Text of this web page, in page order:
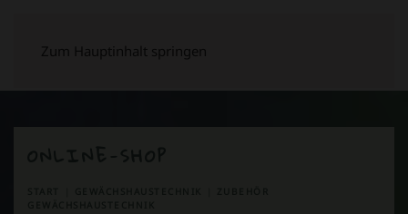
Zum Hauptinhalt springen